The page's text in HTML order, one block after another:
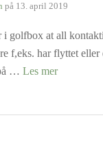
på 13. april 2019
i golfbox at all
f,eks. har flyttet
… Les mer